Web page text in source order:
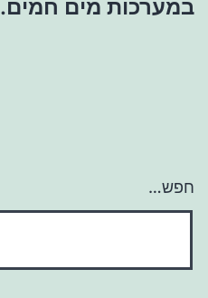
במערכות מים חמים.
חפש…